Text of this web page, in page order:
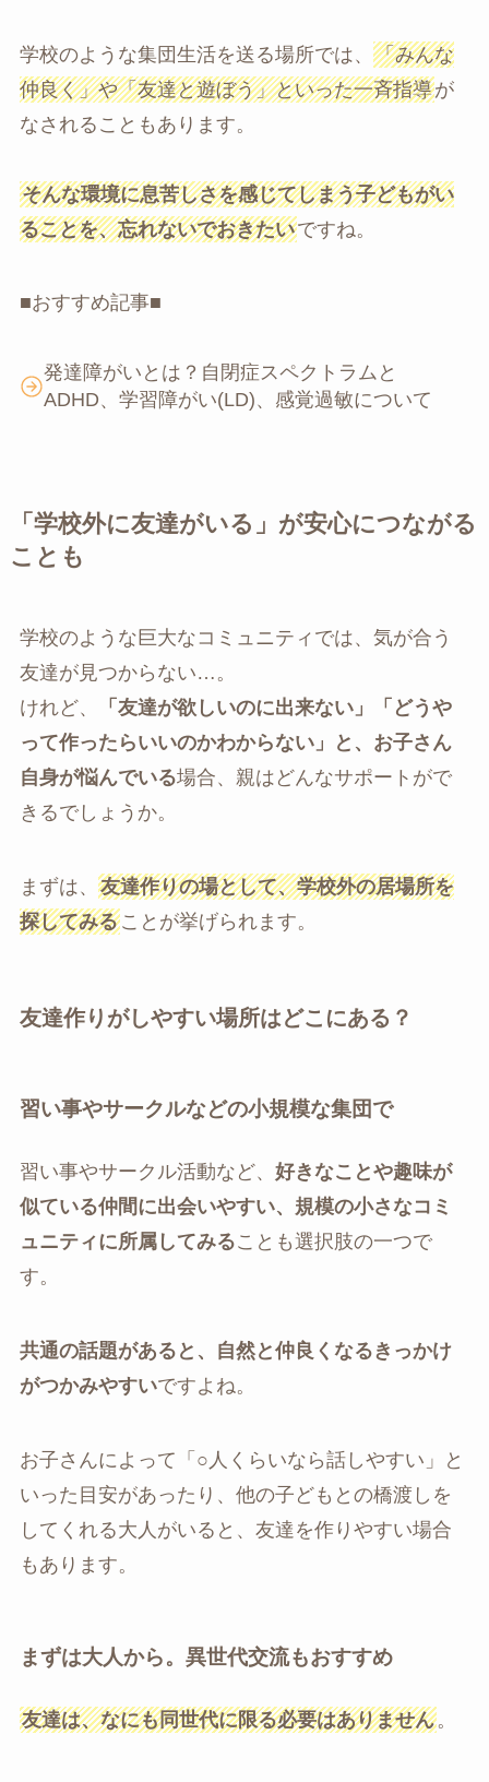
学校のような集団生活を送る場所では、 「みんな
仲良く」や「友達と遊ぼう」といった一斉指導が
なされることもあります。
そんな環境に息苦しさを感じてしまう子どもがい
ることを、忘れないでおきたいですね。
■おすすめ記事■
発達障がいとは？自閉症スペクトラムと
ADHD、学習障がい(LD)、感覚過敏について
「学校外に友達がいる」が安心につながる
ことも
学校のような巨大なコミュニティでは、気が合う
友達が見つからない…。
けれど、
「友達が欲しいのに出来ない」「どうや
って作ったらいいのかわからない」と、お子さん
自身が悩んでいる場合、親はどんなサポートがで
きるでしょうか。
まずは、 友達作りの場として、学校外の居場所を
探してみることが挙げられます。
友達作りがしやすい場所はどこにある？
習い事やサークルなどの小規模な集団で
習い事やサークル活動など、 好きなことや趣味が
似ている仲間に出会いやすい、規模の小さなコミ
ュニティに所属してみることも選択肢の一つで
す。
共通の話題があると、自然と仲良くなるきっかけ
がつかみやすいですよね。
お子さんによって「○人くらいなら話しやすい」と
いった目安があったり、他の子どもとの橋渡しを
してくれる大人がいると、友達を作りやすい場合
もあります。
まずは大人から。異世代交流もおすすめ
友達は、なにも同世代に限る必要はありません。